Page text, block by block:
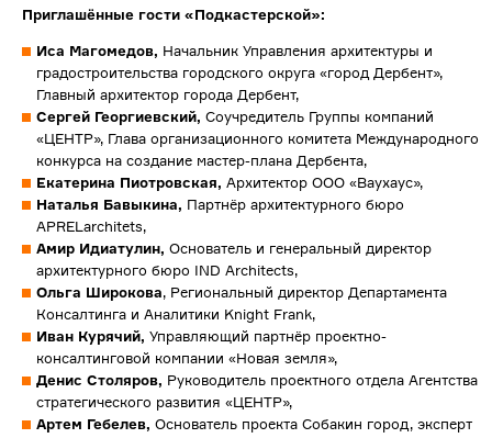
Приглашённые гости «Подкастерской»:
Иса Магомедов, Начальник Управления архитектуры и
градостроительства городского округа «город Дербент»,
Главный архитектор города Дербент,
Сергей Георгиевский, Соучредитель Группы компаний
«ЦЕНТР», Глава организационного комитета Международного
конкурса на создание мастер-плана Дербента,
Екатерина Пиотровская, Архитектор ООО «Ваухаус»,
Наталья Бавыкина, Партнёр архитектурного бюро
APRELarchitets,
Амир Идиатулин, Основатель и генеральный директор
архитектурного бюро IND Architects,
Ольга Широкова, Региональный директор Департамента
Консалтинга и Аналитики Knight Frank,
Иван Курячий, Управляющий партнёр проектно-
консалтинговой компании «Новая земля»,
Денис Столяров, Руководитель проектного отдела Агентства
стратегического развития «ЦЕНТР»,
Артем Гебелев, Основатель проекта Собакин город, эксперт